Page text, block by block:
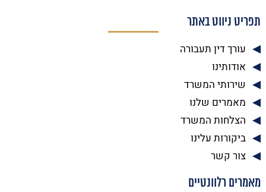
תפריט ניווט באתר
עורך דין תעבורה
אודותינו
שירותי המשרד
מאמרים שלנו
הצלחות המשרד
ביקורות עלינו
צור קשר
מאמרים רלוונטיים